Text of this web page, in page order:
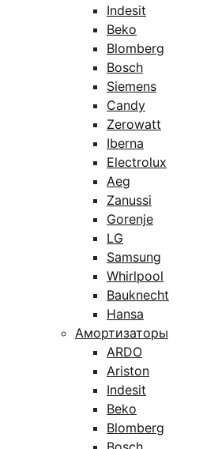
Indesit
Beko
Blomberg
Bosch
Siemens
Candy
Zerowatt
Iberna
Electrolux
Aeg
Zanussi
Gorenje
LG
Samsung
Whirlpool
Bauknecht
Hansa
Амортизаторы
ARDO
Ariston
Indesit
Beko
Blomberg